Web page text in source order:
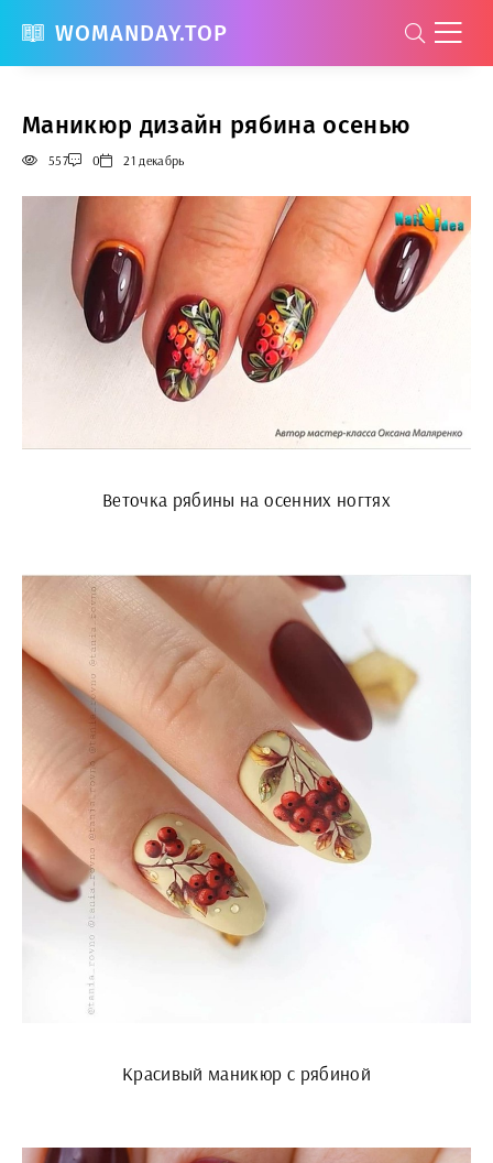
WOMANDAY.TOP
Маникюр дизайн рябина осенью
557 0 21 декабрь
Веточка рябины на осенних ногтях
Красивый маникюр с рябиной